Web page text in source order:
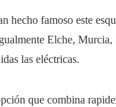
hecho famoso este
Elche,
las eléctricas.
que combina